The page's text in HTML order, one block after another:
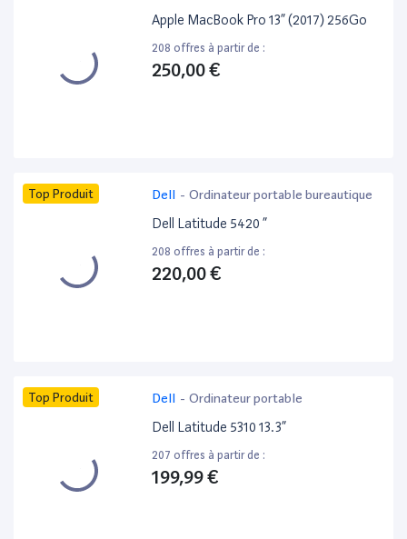
Apple MacBook Pro 13” (2017) 256Go
208 offres à partir de :
250,00 €
Top Produit Dell - Ordinateur portable bureautique
Dell Latitude 5420 ”
208 offres à partir de :
220,00 €
Top Produit Dell - Ordinateur portable
Dell Latitude 5310 13.3”
207 offres à partir de :
199,99 €